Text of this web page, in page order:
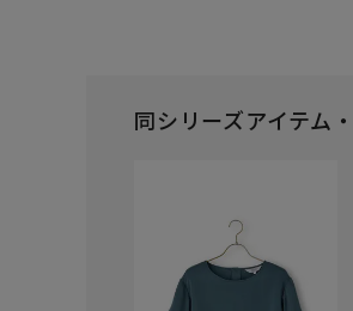
同シリーズアイテム